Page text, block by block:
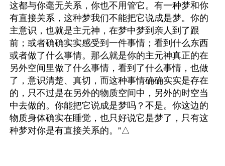
这都与你毫无关系，你也不用管它。有一种梦和你
有直接关系，这种梦我们不能把它说成是梦。你的
主意识，也就是主元神，在梦中梦到亲人到了跟
前；或者确确实实感受到一件事情；看到什么东西
或者做了什么事情。那么就是你的主元神真正的在
另外空间里做了什么事情，看到了什么事情，也做
了，意识清楚、真切，而这种事情确确实实是存在
的，只不过是在另外的物质空间中，另外的时空当
中去做的。你能把它说成是梦吗？不是。你这边的
物质身体确实在睡觉，也只好说它是梦了，只有这